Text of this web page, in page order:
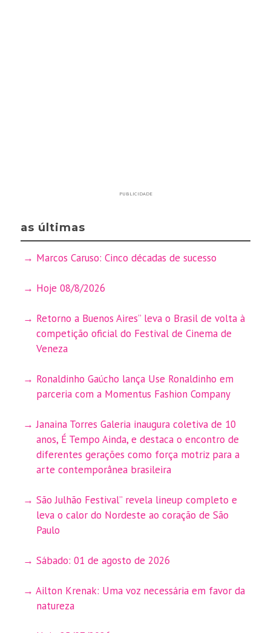
PUBLICIDADE
as últimas
Marcos Caruso: Cinco décadas de sucesso
Hoje 08/8/2026
Retorno a Buenos Aires” leva o Brasil de volta à
competição oficial do Festival de Cinema de
Veneza
Ronaldinho Gaúcho lança Use Ronaldinho em
parceria com a Momentus Fashion Company
Janaina Torres Galeria inaugura coletiva de 10
anos, É Tempo Ainda, e destaca o encontro de
diferentes gerações como força motriz para a
arte contemporânea brasileira
São Julhão Festival” revela lineup completo e
leva o calor do Nordeste ao coração de São
Paulo
Sábado: 01 de agosto de 2026
Ailton Krenak: Uma voz necessária em favor da
natureza